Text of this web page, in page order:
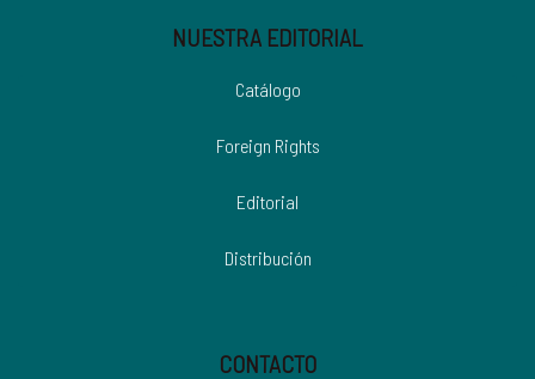
NUESTRA EDITORIAL
Catálogo
Foreign Rights
Editorial
Distribución
CONTACTO